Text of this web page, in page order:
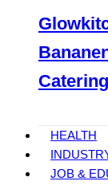
HEALTH
JOB &